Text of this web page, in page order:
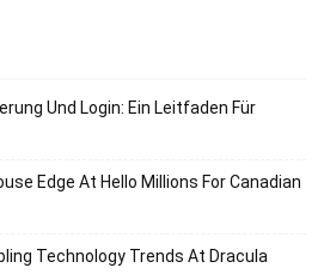
Und Login: Ein Leitfaden Für
Edge At Hello Millions For Canadian
Technology Trends At Dracula